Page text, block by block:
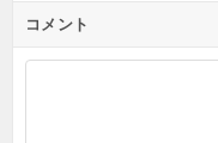
コメント